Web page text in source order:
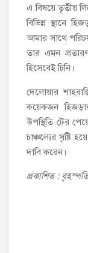
এ বিষয়ে তৃতীয়
বিভিন্ন স্থানে
আমার সাথে
তার এমন
হিসেবেই চিনি।
দেলোয়ার
কয়েকজন
উপস্থিতি টের
চাঞ্চল্যের সৃষ্টি
দাবি করেন।
প্রকাশিত :